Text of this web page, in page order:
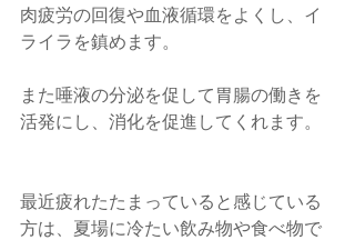
肉疲労の回復や血液循環をよくし、イ
ライラを鎮めます。
また唾液の分泌を促して胃腸の働きを
活発にし、消化を促進してくれます。
最近疲れたたまっていると感じている
方は、夏場に冷たい飲み物や食べ物で